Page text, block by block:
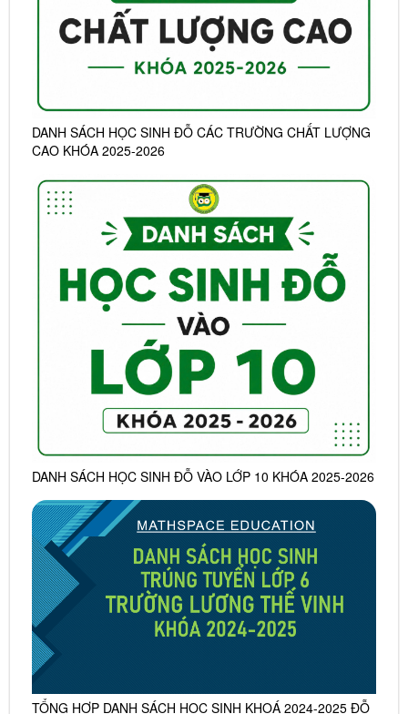
DANH SÁCH HỌC SINH ĐỖ CÁC TRƯỜNG CHẤT LƯỢNG
CAO KHÓA 2025-2026
DANH SÁCH HỌC SINH ĐỖ VÀO LỚP 10 KHÓA 2025-2026
TỔNG HỢP DANH SÁCH HỌC SINH KHOÁ 2024-2025 ĐỖ